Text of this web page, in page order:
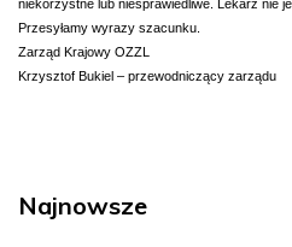
niekorzystne lub niesprawiedliwe. Lekarz nie
Przesyłamy wyrazy szacunku.
Zarząd Krajowy OZZL
Krzysztof Bukiel – przewodniczący zarządu
Najnowsze